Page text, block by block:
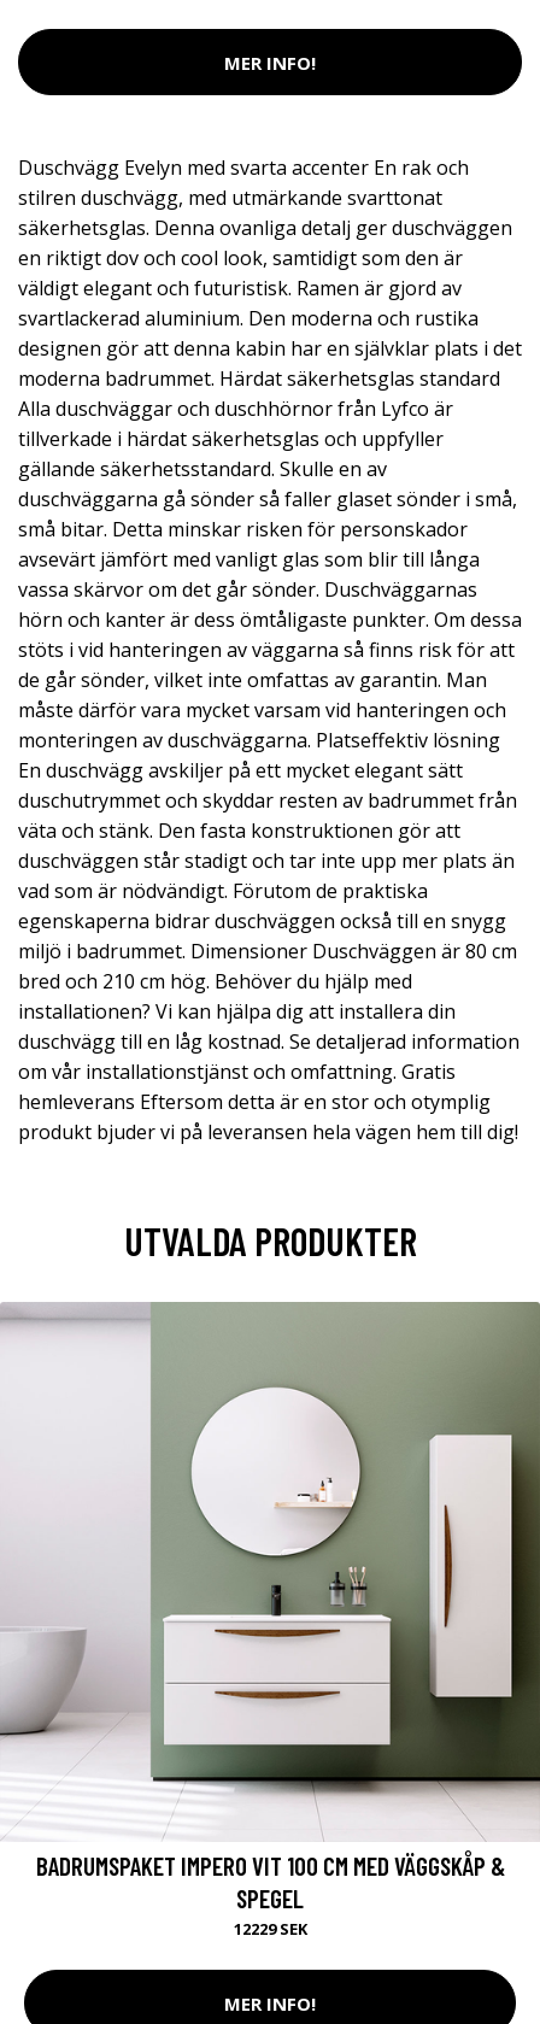
MER INFO!
Duschvägg Evelyn med svarta accenter En rak och
stilren duschvägg, med utmärkande svarttonat
säkerhetsglas. Denna ovanliga detalj ger duschväggen
en riktigt dov och cool look, samtidigt som den är
väldigt elegant och futuristisk. Ramen är gjord av
svartlackerad aluminium. Den moderna och rustika
designen gör att denna kabin har en självklar plats i det
moderna badrummet. Härdat säkerhetsglas standard
Alla duschväggar och duschhörnor från Lyfco är
tillverkade i härdat säkerhetsglas och uppfyller
gällande säkerhetsstandard. Skulle en av
duschväggarna gå sönder så faller glaset sönder i små,
små bitar. Detta minskar risken för personskador
avsevärt jämfört med vanligt glas som blir till långa
vassa skärvor om det går sönder. Duschväggarnas
hörn och kanter är dess ömtåligaste punkter. Om dessa
stöts i vid hanteringen av väggarna så finns risk för att
de går sönder, vilket inte omfattas av garantin. Man
måste därför vara mycket varsam vid hanteringen och
monteringen av duschväggarna. Platseffektiv lösning
En duschvägg avskiljer på ett mycket elegant sätt
duschutrymmet och skyddar resten av badrummet från
väta och stänk. Den fasta konstruktionen gör att
duschväggen står stadigt och tar inte upp mer plats än
vad som är nödvändigt. Förutom de praktiska
egenskaperna bidrar duschväggen också till en snygg
miljö i badrummet. Dimensioner Duschväggen är 80 cm
bred och 210 cm hög. Behöver du hjälp med
installationen? Vi kan hjälpa dig att installera din
duschvägg till en låg kostnad. Se detaljerad information
om vår installationstjänst och omfattning. Gratis
hemleverans Eftersom detta är en stor och otymplig
produkt bjuder vi på leveransen hela vägen hem till dig!
UTVALDA PRODUKTER
BADRUMSPAKET IMPERO VIT 100 CM MED VÄGGSKÅP &
SPEGEL
12229 SEK
MER INFO!